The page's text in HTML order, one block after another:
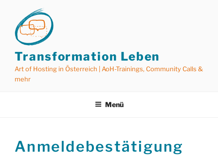
springen
Transformation Leben
Art of Hosting in Österreich | AoH-Trainings, Community Calls &
mehr
Menü
Anmeldebestätigung